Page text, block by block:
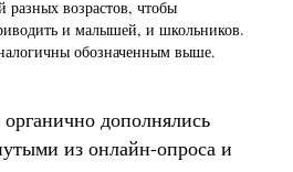
разных возрастов, чтобы
и малышей, и школьников.
обозначенным выше.
дополнялись
из онлайн-опроса и